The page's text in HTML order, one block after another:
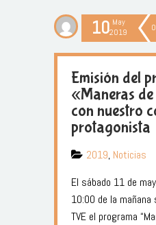
10 May
2019
0
Emisión del
«Maneras
con nuestro
protagonista
2019, Noticias
El sábado 11 de
10:00 de la
TVE el programa